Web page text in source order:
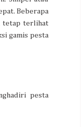
Beberapa
tetap terlihat
gamis pesta
pesta